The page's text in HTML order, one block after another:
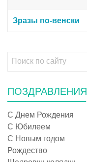
Зразы по-венски
ПОЗДРАВЛЕНИЯ
С Днем Рождения
С Юбилеем
С Новым годом
Рождество